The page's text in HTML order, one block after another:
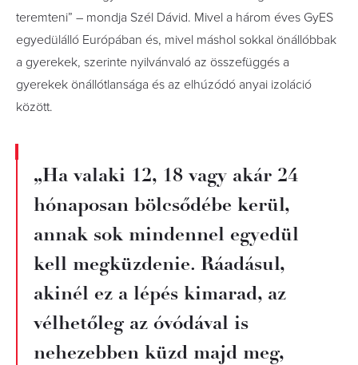
teremteni” – mondja Szél Dávid. Mivel a három éves GyES
egyedülálló Európában és, mivel máshol sokkal önállóbbak
a gyerekek, szerinte nyilvánvaló az összefüggés a
gyerekek önállótlansága és az elhúzódó anyai izoláció
között.
„Ha valaki 12, 18 vagy akár 24
hónaposan bölcsődébe kerül,
annak sok mindennel egyedül
kell megküzdenie. Ráadásul,
akinél ez a lépés kimarad, az
vélhetőleg az óvódával is
nehezebben küzd majd meg,